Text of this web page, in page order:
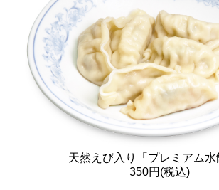
天然えび入り「プレミアム水
350円(税込)